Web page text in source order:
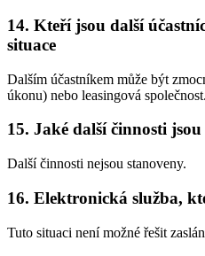
14. Kteří jsou další
situace
Dalším účastníkem může být
úkonu) nebo leasingová společnost.
15. Jaké další činnosti
Další činnosti nejsou stanoveny.
16. Elektronická služba,
Tuto situaci není možné řešit